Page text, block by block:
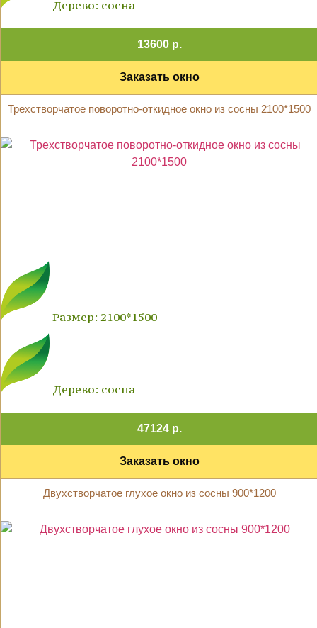
Дерево: сосна
13600 р.
Заказать окно
Трехстворчатое поворотно-откидное окно из сосны 2100*1500
Размер: 2100*1500
Дерево: сосна
47124 р.
Заказать окно
Двухстворчатое глухое окно из сосны 900*1200